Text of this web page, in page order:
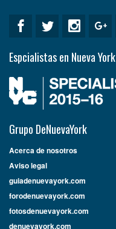
Espcialistas en Nueva York
Grupo DeNuevaYork
Acerca de nosotros
Aviso legal
guiadenuevayork.com
forodenuevayork.com
fotosdenuevayork.com
denuevayork.com